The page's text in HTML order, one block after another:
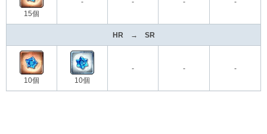
15個
- - - -
HR → SR
10個 10個
- - -